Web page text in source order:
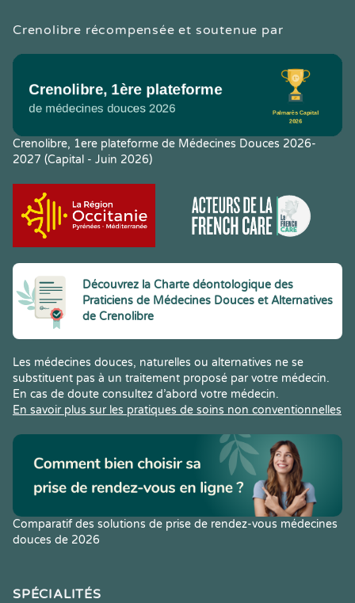
Crenolibre récompensée et soutenue par
Crenolibre, 1ere plateforme de Médecines Douces 2026-
2027 (Capital - Juin 2026)
Découvrez la Charte déontologique des
Praticiens de Médecines Douces et Alternatives
de Crenolibre
Les médecines douces, naturelles ou alternatives ne se
substituent pas à un traitement proposé par votre médecin.
En cas de doute consultez d’abord votre médecin.
En savoir plus sur les pratiques de soins non conventionnelles
Comparatif des solutions de prise de rendez-vous médecines
douces de 2026
SPÉCIALITÉS